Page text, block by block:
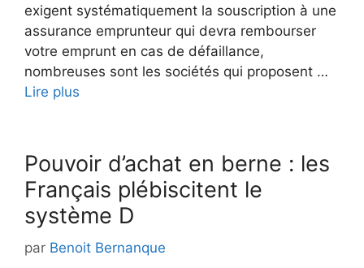
exigent systématiquement la souscription à une
assurance emprunteur qui devra rembourser
votre emprunt en cas de défaillance,
nombreuses sont les sociétés qui proposent …
Lire plus
Pouvoir d’achat en berne : les
Français plébiscitent le
système D
par Benoit Bernanque